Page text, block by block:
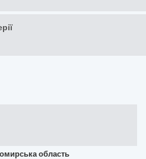
область